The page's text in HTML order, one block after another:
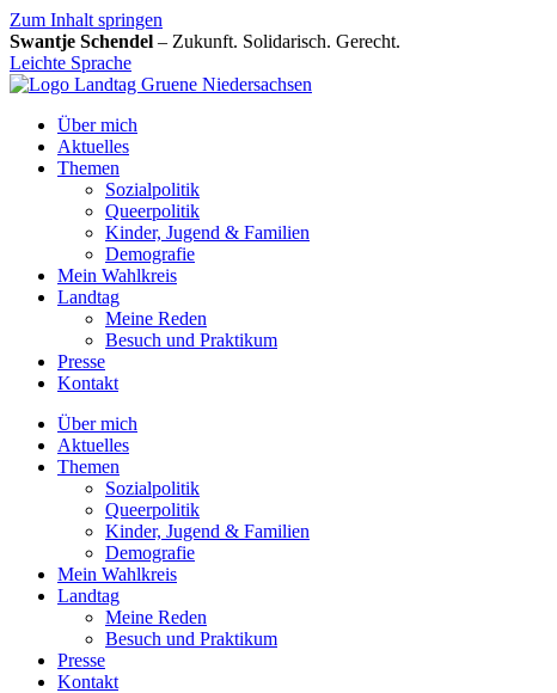
Zum Inhalt springen
Swantje Schendel – Zukunft. Solidarisch. Gerecht.
Leichte Sprache
Über mich
Aktuelles
Themen
Sozialpolitik
Queerpolitik
Kinder, Jugend & Familien
Demografie
Mein Wahlkreis
Landtag
Meine Reden
Besuch und Praktikum
Presse
Kontakt
Über mich
Aktuelles
Themen
Sozialpolitik
Queerpolitik
Kinder, Jugend & Familien
Demografie
Mein Wahlkreis
Landtag
Meine Reden
Besuch und Praktikum
Presse
Kontakt